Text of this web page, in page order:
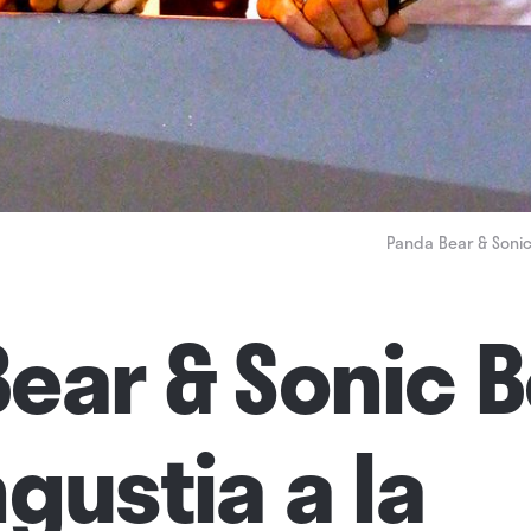
Panda Bear &
& Sonic
a la